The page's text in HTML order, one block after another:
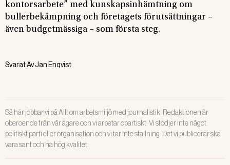
kontorsarbete” med kunskapsinhämtning om
bullerbekämpning och företagets förutsättningar –
även budgetmässiga – som första steg.
Svarat AvJan Enqvist
Så här jobbar vi på Allt om arbetsmiljö med journalistik. Redaktionen är
oberoende från vår ägare och vi arbetar opartiskt. Vi stödjer inte något
politiskt parti eller organisation och vi tar inte ställning. Det vi publicerar ska
vara sant och ha hög kvalitet.